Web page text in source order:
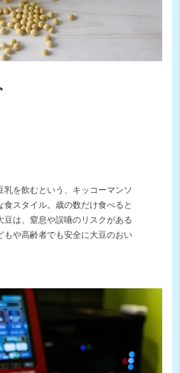
乳を飲むという、キッコーマンソ
スタイル。歳の数だけ食べると
豆は、窒息や誤嚥のリスクがある
もや高齢者でも安全に大豆のおい